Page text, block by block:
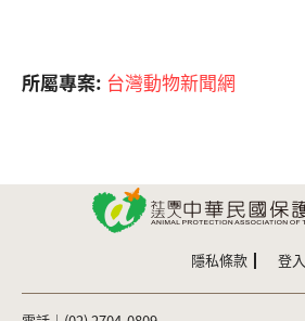
所屬專案: 台灣動物新聞網
隱私條款 登入